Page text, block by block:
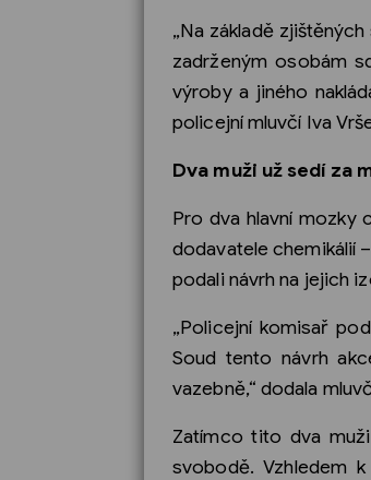
„Na základě
zadrženým osobám
výroby a jiného
policejní mluvčí Iva
Dva muži už sedí za
Pro dva hlavní mozky
dodavatele chemikálií
podali návrh na jejich
„Policejní komisař
Soud tento návrh
vazebně,“ dodala
Zatímco tito dva
svobodě. Vzhledem